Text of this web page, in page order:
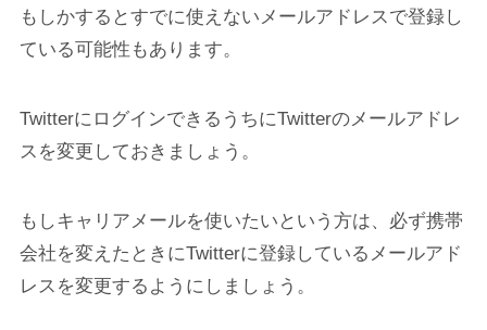
もしかするとすでに使えないメールアドレスで登録し
ている可能性もあります。
TwitterにログインできるうちにTwitterのメールアドレ
スを変更しておきましょう。
もしキャリアメールを使いたいという方は、必ず携帯
会社を変えたときにTwitterに登録しているメールアド
レスを変更するようにしましょう。